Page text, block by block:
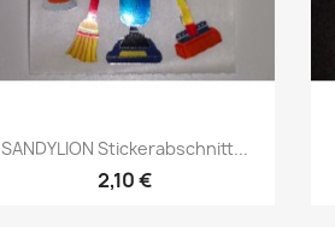
SANDYLION Stickerabschnitt...
2,10 €